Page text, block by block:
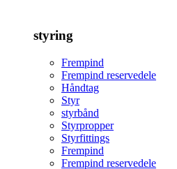
styring
Frempind
Frempind reservedele
Håndtag
Styr
styrbånd
Styrpropper
Styrfittings
Frempind
Frempind reservedele